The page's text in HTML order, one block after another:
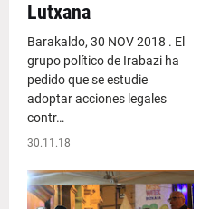
Lutxana
Barakaldo, 30 NOV 2018 . El
grupo político de Irabazi ha
pedido que se estudie
adoptar acciones legales
contr…
30.11.18